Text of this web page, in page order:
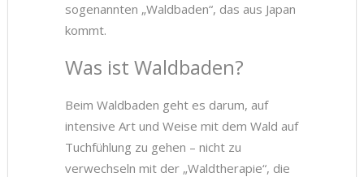
sogenannten „Waldbaden“, das aus Japan
kommt.
Was ist Waldbaden?
Beim Waldbaden geht es darum, auf
intensive Art und Weise mit dem Wald auf
Tuchfühlung zu gehen – nicht zu
verwechseln mit der „Waldtherapie“, die